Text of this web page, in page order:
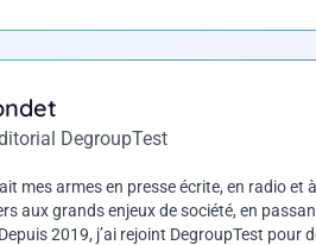
DegroupTest
mes armes en presse écrite, en radio
aux grands enjeux de société, en
2019, j’ai rejoint DegroupTest pour